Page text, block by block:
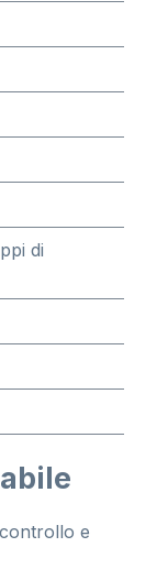
di
e